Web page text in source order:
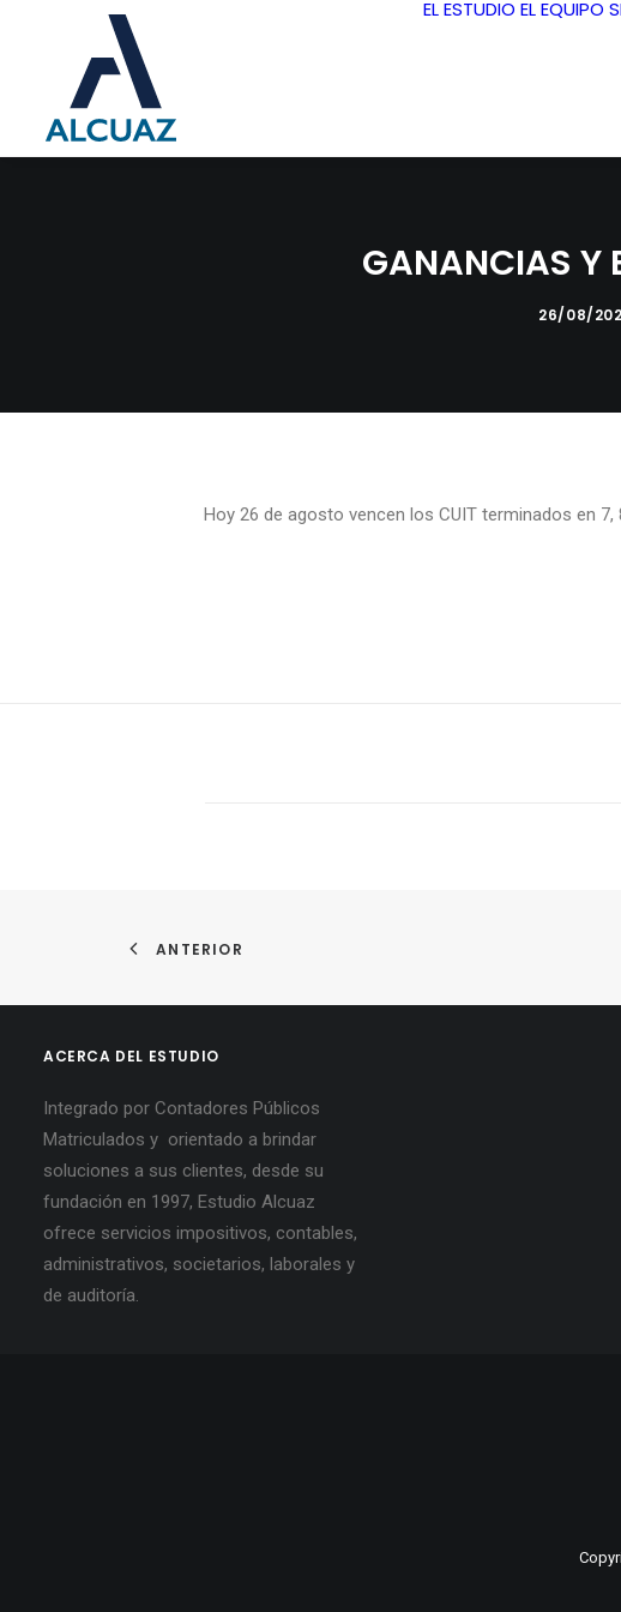
EL ESTUDIO EL EQUIPO
GANANCIAS Y
26/08/
Hoy 26 de agosto vencen los CUIT terminados en 7,
ANTERIOR
ACERCA DEL ESTUDIO
Integrado por Contadores Públicos
Matriculados y orientado a brindar
soluciones a sus clientes, desde su
fundación en 1997, Estudio Alcuaz
ofrece servicios impositivos, contables,
administrativos, societarios, laborales y
de auditoría.